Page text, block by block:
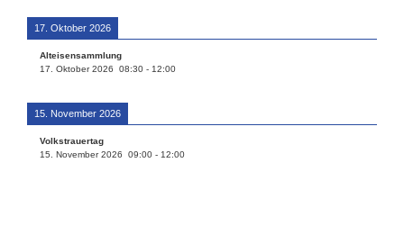
17. Oktober 2026
Alteisensammlung
17. Oktober 2026
08:30 - 12:00
15. November 2026
Volkstrauertag
15. November 2026
09:00 - 12:00